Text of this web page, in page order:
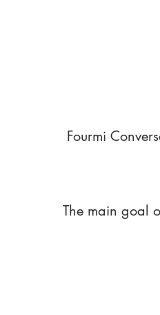
Fourmi
The main goal